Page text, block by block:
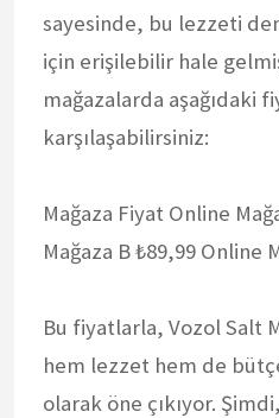
sayesinde, bu lezzeti
için erişilebilir hale
mağazalarda aşağıdaki
karşılaşabilirsiniz:
Mağaza Fiyat Online
Mağaza B ₺89,99 Online
Bu fiyatlarla, Vozol Salt
hem lezzet hem de
olarak öne çıkıyor.